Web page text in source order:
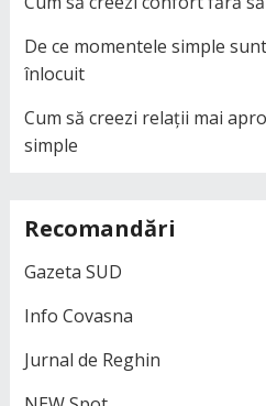
De ce momentele simple
înlocuit
Cum să creezi relații mai
simple
Recomandări
Gazeta SUD
Info Covasna
Jurnal de Reghin